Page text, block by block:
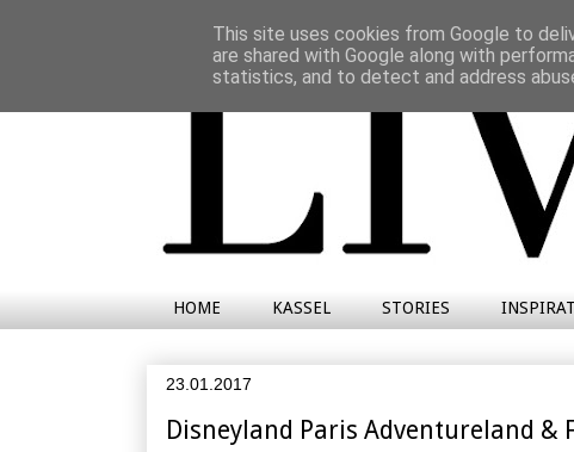
HOME KASSEL STORIES
23.01.2017
Disneyland Paris Adventureland &
This site uses cookies from Google to
are shared with Google along with
statistics, and to detect and address